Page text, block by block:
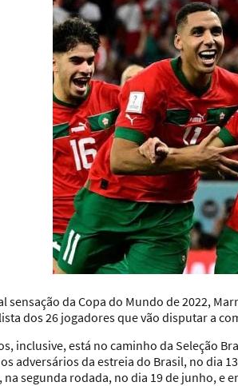
sensação da Copa do Mundo de 2022,
dos 26 jogadores que vão disputar a
inclusive, está no caminho da Seleção
adversários da estreia do Brasil, no dia
na segunda rodada, no dia 19 de junho, e